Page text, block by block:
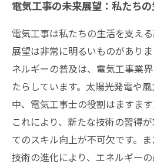
電気工事の未来展望：私たち
電気工事は私たちの生活を支え
展望は非常に明るいものがあり
ネルギーの普及は、電気工事業
たらしています。太陽光発電や
中、電気工事士の役割はますます
これにより、新たな技術の習得
てのスキル向上が不可欠です。
技術の進化により、エネルギー